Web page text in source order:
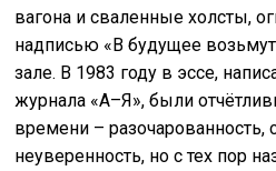
вагона и сваленные холсты,
надписью «В будущее
зале. В 1983 году в эссе,
журнала «А–Я», были
времени – разочарованность,
неуверенность, но с тех пор